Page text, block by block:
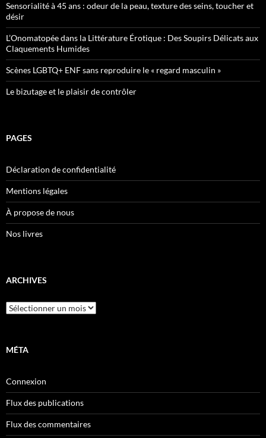
Sensorialité à 45 ans : odeur de la peau, texture des seins, toucher et
désir
L’Onomatopée dans la Littérature Érotique : Des Soupirs Délicats aux
Claquements Humides
Scènes LGBTQ+ ENF sans reproduire le « regard masculin »
Le bizutage et le plaisir de contrôler
PAGES
Déclaration de confidentialité
Mentions légales
À propose de nous
Nos livres
ARCHIVES
Archives
MÉTA
Connexion
Flux des publications
Flux des commentaires